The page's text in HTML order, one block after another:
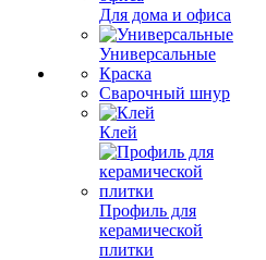
Для дома и офиса
Универсальные
Краска
Сварочный шнур
Клей
Профиль для
керамической
плитки